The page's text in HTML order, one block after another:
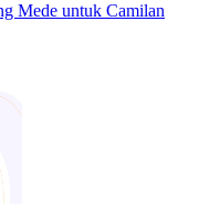
Mede untuk Camilan